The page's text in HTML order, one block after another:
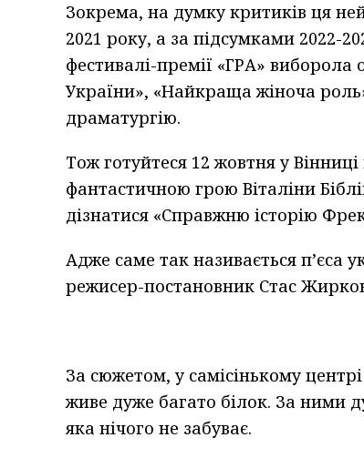
Зокрема, на думку критиків ця
2021 року, а за підсумками 2022-
фестивалі-премії «ГРА»
України», «Найкраща жіноча
драматургію.
Тож готуйтеся 12 жовтня у
фантастичною грою Віталіни
дізнатися «Справжню історію
Адже саме так називається п’єса
режисер-постановник Стас
За сюжетом, у самісінькому
живе дуже багато білок. За ними
яка нічого не забуває.